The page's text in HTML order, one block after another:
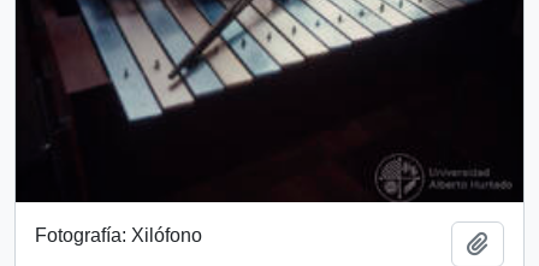
Fotografía: Xilófono